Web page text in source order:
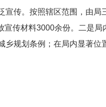
传。按照辖区范围，由
宣传材料3000余份。二是
规划条例；在局内显著